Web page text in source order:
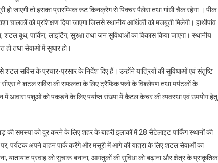
पूरी हो जाएगी तो इसका प्रारम्भिक रूट किनक्रेग से पिक्चर पैलेस तथा गांधी चैक रहेगा । पीक
को प्रशिक्षण दिया जाएगा जिससे स्थानीय आर्थिकी को मजबूती मिलेगी। हाथीपांव
बूथ, पार्किंग, लाइटिंग, सुरक्षा तथा जन सुविधाओं का विकास किया जाएगा। स्थानीय
हो तथा सेवाओं में सुधार हो।
सर्विस के प्रचार-प्रसार के निर्देश दिए हैं। उन्होंने यात्रियों की सुविधाओं एवं संतुष्टि
सीएस ने शटल सर्विस की सफलता के लिए ट्रैफिक फ्लो के विश्लेषण तथा पर्यटकों के
में आवारा पशुओं को पकड़ने के लिए पर्याप्त संख्या में कैटल केचर की व्यवस्था एवं उपयोग हेतु
की समस्या को दूर करने के लिए शहर के बाहरी इलाकों में 28 सैटेलाइट पार्किंग स्थानों की
पर्यटक अपने वाहन पार्क करेंगे और मसूरी में आगे की यात्रा के लिए शटल सेवाओं का
प्रवाह को सुचारू बनाना, आगंतुकों की सुविधा को बढ़ाना और क्षेत्र के प्राकृतिक